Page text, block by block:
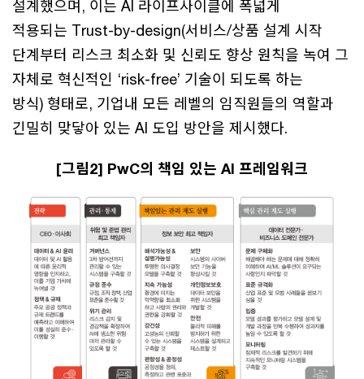
설계했으며, 이는 AI 라이프사이클에 폭넓게
적용되는 Trust-by-design(서비스/상품 설계 시작
단계부터 리스크 최소화 및 신뢰도 향상 원칙을 녹여 그
자체로 혁신적인 ‘risk-free’ 기술이 되도록 하는
방식) 형태로, 기업내 모든 레벨의 임직원들의 역할과
긴밀히 맞닿아 있는 AI 도입 방안을 제시했다.
[그림2] PwC의 책임 있는 AI 프레임워크